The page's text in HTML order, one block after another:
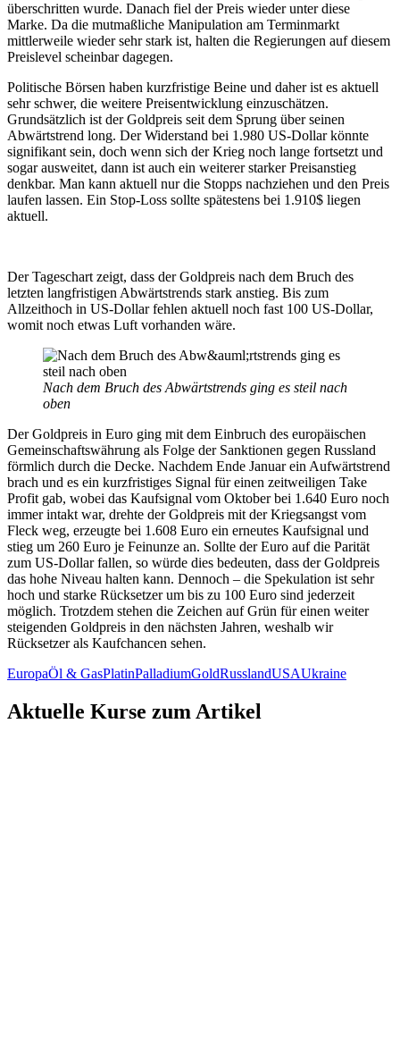
überschritten wurde. Danach fiel der Preis wieder unter diese
Marke. Da die mutmaßliche Manipulation am Terminmarkt
mittlerweile wieder sehr stark ist, halten die Regierungen auf diesem
Preislevel scheinbar dagegen.
Politische Börsen haben kurzfristige Beine und daher ist es aktuell
sehr schwer, die weitere Preisentwicklung einzuschätzen.
Grundsätzlich ist der Goldpreis seit dem Sprung über seinen
Abwärtstrend long. Der Widerstand bei 1.980 US-Dollar könnte
signifikant sein, doch wenn sich der Krieg noch lange fortsetzt und
sogar ausweitet, dann ist auch ein weiterer starker Preisanstieg
denkbar. Man kann aktuell nur die Stopps nachziehen und den Preis
laufen lassen. Ein Stop-Loss sollte spätestens bei 1.910$ liegen
aktuell.
Der Tageschart zeigt, dass der Goldpreis nach dem Bruch des
letzten langfristigen Abwärtstrends stark anstieg. Bis zum
Allzeithoch in US-Dollar fehlen aktuell noch fast 100 US-Dollar,
womit noch etwas Luft vorhanden wäre.
Nach dem Bruch des Abwärtstrends ging es steil nach
oben
Der Goldpreis in Euro ging mit dem Einbruch des europäischen
Gemeinschaftswährung als Folge der Sanktionen gegen Russland
förmlich durch die Decke. Nachdem Ende Januar ein Aufwärtstrend
brach und es ein kurzfristiges Signal für einen zeitweiligen Take
Profit gab, wobei das Kaufsignal vom Oktober bei 1.640 Euro noch
immer intakt war, drehte der Goldpreis mit der Kriegsangst vom
Fleck weg, erzeugte bei 1.608 Euro ein erneutes Kaufsignal und
stieg um 260 Euro je Feinunze an. Sollte der Euro auf die Parität
zum US-Dollar fallen, so würde dies bedeuten, dass der Goldpreis
das hohe Niveau halten kann. Dennoch – die Spekulation ist sehr
hoch und starke Rücksetzer um bis zu 100 Euro sind jederzeit
möglich. Trotzdem stehen die Zeichen auf Grün für einen weiter
steigenden Goldpreis in den nächsten Jahren, weshalb wir
Rücksetzer als Kaufchancen sehen.
EuropaÖl & GasPlatinPalladiumGoldRusslandUSAUkraine
Aktuelle Kurse zum Artikel